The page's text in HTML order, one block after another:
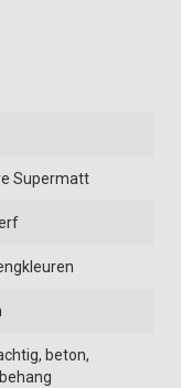
Supermatt
beton,